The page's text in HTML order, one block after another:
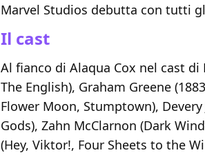
Marvel Studios debutta con tutti
Il cast
Al fianco di Alaqua Cox nel cast
The English), Graham Greene
Flower Moon, Stumptown),
Gods), Zahn McClarnon (Dark
(Hey, Viktor!, Four Sheets to the